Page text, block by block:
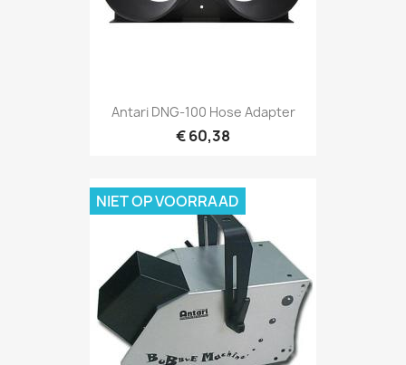
Snel bekijken
Antari DNG-100 Hose Adapter
€ 60,38
NIET OP VOORRAAD